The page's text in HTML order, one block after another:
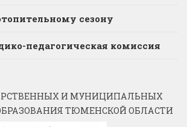
сезону
педагогическая комиссия
И МУНИЦИПАЛЬНЫХ
ТЮМЕНСКОЙ ОБЛАСТИ